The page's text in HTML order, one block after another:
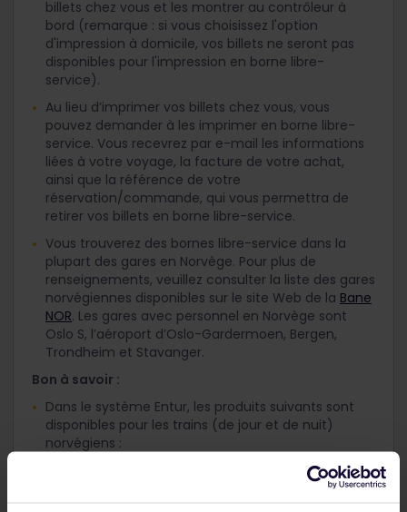
billets chez vous et les montrer au contrôleur à
bord (remarque : si vous choisissez l'option
d'impression à domicile, vos billets ne seront pas
disponibles pour l'impression en borne libre-
service).
Au lieu d’imprimer vos billets chez vous, vous
pouvez demander à les imprimer en borne libre-
service. Vous recevrez par e-mail les informations
liées à votre voyage, la facture de votre achat,
ainsi que la référence de votre
réservation/commande, qui vous permettra de
retirer vos billets en borne libre-service.
Vous trouverez des bornes libre-service dans la
plupart des gares en Norvège. Pour plus de
renseignements, veuillez consulter la liste des gares
norvégiennes disponibles sur le site Web de la Bane
NOR. Les gares avec personnel en Norvège sont
Oslo S, l’aéroport d’Oslo-Gardermoen, Bergen,
Trondheim et Stavanger.
Bon à savoir :
Dans le système Entur, les produits suivants sont
disponibles pour les trains (de jour et de nuit)
norvégiens :
: réservation de siège normale